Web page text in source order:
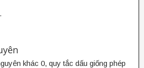
khác 0, quy tắc dấu giống phép